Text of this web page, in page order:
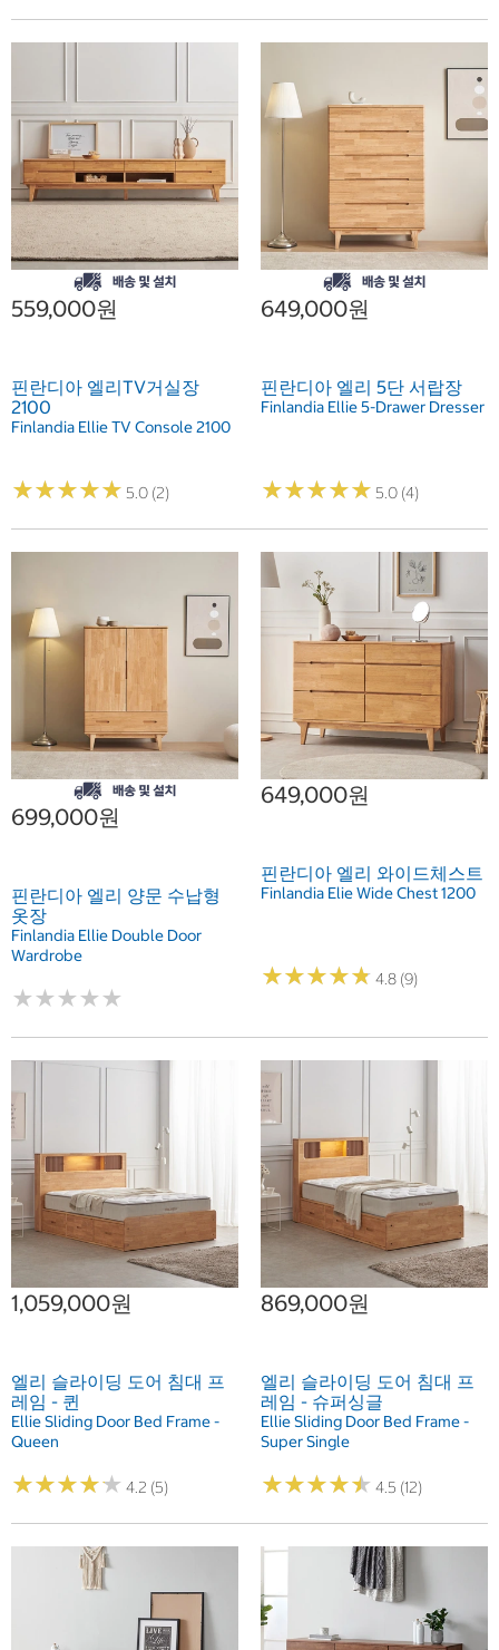
559,000원
핀란디아 엘리TV거실장
2100
Finlandia Ellie TV Console 2100
★★★★★
★★★★★ 5.0 (2)
649,000원
핀란디아 엘리 5단 서랍장
Finlandia Ellie 5-Drawer Dresser
★★★★★
★★★★★ 5.0 (4)
699,000원
핀란디아 엘리 양문 수납형
옷장
Finlandia Ellie Double Door
Wardrobe
★★★★★
★★★★★
649,000원
핀란디아 엘리 와이드체스트
Finlandia Elie Wide Chest 1200
★★★★★
★★★★★ 4.8 (9)
1,059,000원
엘리 슬라이딩 도어 침대 프
레임 - 퀸
Ellie Sliding Door Bed Frame -
Queen
★★★★★
★★★★★ 4.2 (5)
869,000원
엘리 슬라이딩 도어 침대 프
레임 - 슈퍼싱글
Ellie Sliding Door Bed Frame -
Super Single
★★★★★
★★★★★ 4.5 (12)